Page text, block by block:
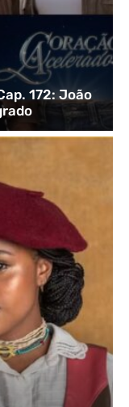
172: João